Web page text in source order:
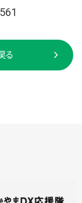
る